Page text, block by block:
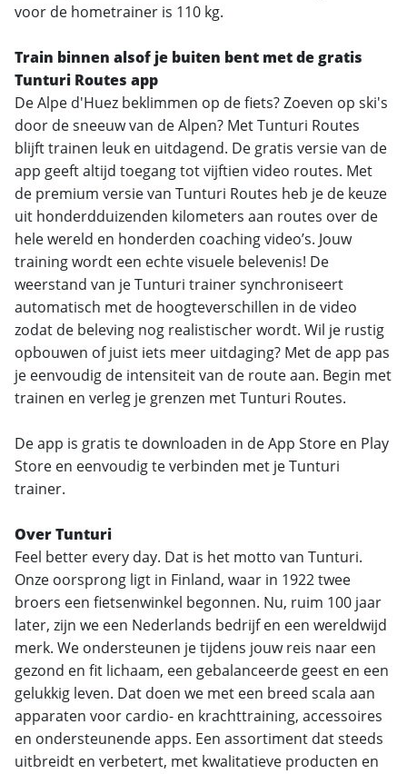
voor de hometrainer is 110 kg.
Train binnen alsof je buiten bent met de gratis
Tunturi Routes app
De Alpe d'Huez beklimmen op de fiets? Zoeven op ski's
door de sneeuw van de Alpen? Met Tunturi Routes
blijft trainen leuk en uitdagend. De gratis versie van de
app geeft altijd toegang tot vijftien video routes. Met
de premium versie van Tunturi Routes heb je de keuze
uit honderdduizenden kilometers aan routes over de
hele wereld en honderden coaching video’s. Jouw
training wordt een echte visuele belevenis! De
weerstand van je Tunturi trainer synchroniseert
automatisch met de hoogteverschillen in de video
zodat de beleving nog realistischer wordt. Wil je rustig
opbouwen of juist iets meer uitdaging? Met de app pas
je eenvoudig de intensiteit van de route aan. Begin met
trainen en verleg je grenzen met Tunturi Routes.
De app is gratis te downloaden in de App Store en Play
Store en eenvoudig te verbinden met je Tunturi
trainer.
Over Tunturi
Feel better every day. Dat is het motto van Tunturi.
Onze oorsprong ligt in Finland, waar in 1922 twee
broers een fietsenwinkel begonnen. Nu, ruim 100 jaar
later, zijn we een Nederlands bedrijf en een wereldwijd
merk. We ondersteunen je tijdens jouw reis naar een
gezond en fit lichaam, een gebalanceerde geest en een
gelukkig leven. Dat doen we met een breed scala aan
apparaten voor cardio- en krachttraining, accessoires
en ondersteunende apps. Een assortiment dat steeds
uitbreidt en verbetert, met kwalitatieve producten en